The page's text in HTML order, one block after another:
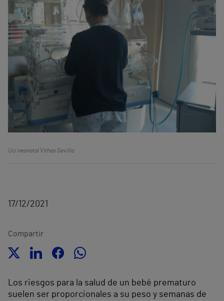
Uci neonatal Vithas Sevilla
17/12/2021
Compartir
Los riesgos para la salud de un bebé prematuro
suelen ser proporcionales a su peso y semanas de